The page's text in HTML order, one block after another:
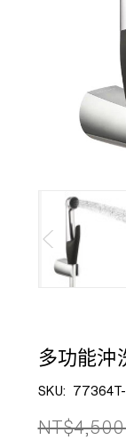
多功能沖
SKU: